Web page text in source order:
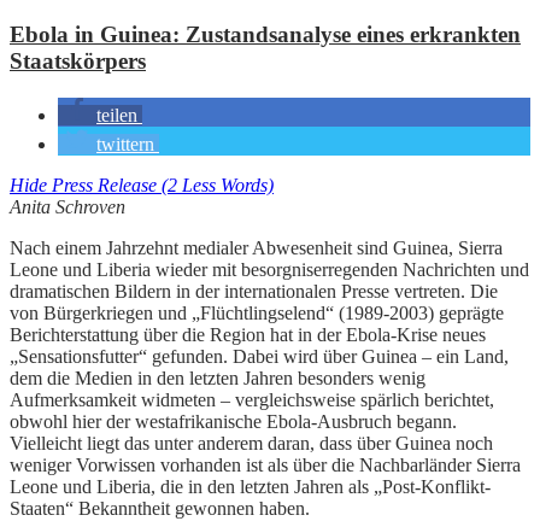
Ebola in Guinea: Zustandsanalyse eines erkrankten
Staatskörpers
teilen
twittern
Hide Press Release (2 Less Words)
Anita Schroven
Nach einem Jahrzehnt medialer Abwesenheit sind Guinea, Sierra
Leone und Liberia wieder mit besorgniserregenden Nachrichten und
dramatischen Bildern in der internationalen Presse vertreten. Die
von Bürgerkriegen und „Flüchtlingselend“ (1989-2003) geprägte
Berichterstattung über die Region hat in der Ebola-Krise neues
„Sensationsfutter“ gefunden. Dabei wird über Guinea – ein Land,
dem die Medien in den letzten Jahren besonders wenig
Aufmerksamkeit widmeten – vergleichsweise spärlich berichtet,
obwohl hier der westafrikanische Ebola-Ausbruch begann.
Vielleicht liegt das unter anderem daran, dass über Guinea noch
weniger Vorwissen vorhanden ist als über die Nachbarländer Sierra
Leone und Liberia, die in den letzten Jahren als „Post-Konflikt-
Staaten“ Bekanntheit gewonnen haben.